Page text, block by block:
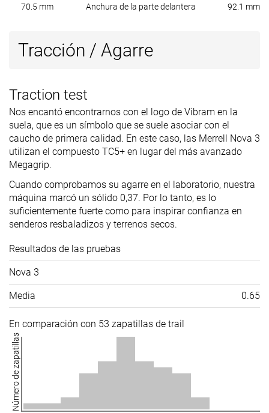
70.5 mm Anchura de la parte delantera 92.1 mm
Tracción / Agarre
Traction test
Nos encantó encontrarnos con el logo de Vibram en la
suela, que es un símbolo que se suele asociar con el
caucho de primera calidad. En este caso, las Merrell Nova 3
utilizan el compuesto TC5+ en lugar del más avanzado
Megagrip.
Cuando comprobamos su agarre en el laboratorio, nuestra
máquina marcó un sólido 0,37. Por lo tanto, es lo
suficientemente fuerte como para inspirar confianza en
senderos resbaladizos y terrenos secos.
Resultados de las pruebas
Nova 3
Media 0.65
En comparación con 53 zapatillas de trail
Número de zapatillas